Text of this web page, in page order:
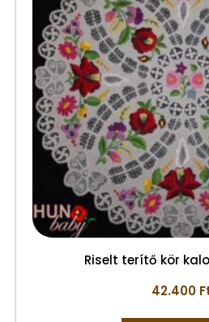
Riselt terítő kör
42.400